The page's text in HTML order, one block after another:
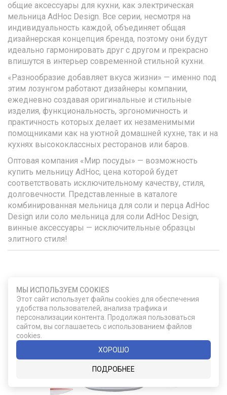
общие аксессуары для кухни, как электрическая
мельница AdHoc Design. Все серии, несмотря на
индивидуальность каждой, объединяет общая
дизайнерская концепция бренда, поэтому они будут
идеально гармонировать друг с другом и прекрасно
впишутся в интерьер современной стильной кухни.
«Разнообразие добавляет вкуса жизни» — именно под
этим лозунгом работают дизайнеры компании,
ежедневно создавая оригинальные и стильные
изделия, функциональность, эргономичность и
практичность которых делает их незаменимыми
помощниками как на уютной домашней кухне, так и на
кухнях высококлассных ресторанов или баров.
Оптовая компания «Мир посуды» — возможность
купить мельницу AdHoc, цена которой будет
соответствовать исключительному качеству, стиля,
долговечности. Представленные в каталоге
комбинированная мельница для соли и перца AdHoc
Design или соло мельница для соли AdHoc Design,
винные аксессуары — исключительные образцы
элитного стиля!
УДАЧНЫЙ ВЫБОР
МЫ ИСПОЛЬЗУЕМ COOKIES
Этот сайт использует файлы cookies для обеспечения
удобства пользователей, анализа трафика и
персонализации контента. Продолжая пользоваться
сайтом, вы соглашаетесь с использованием файлов
cookies.
ХОРОШО
ПОДРОБНЕЕ